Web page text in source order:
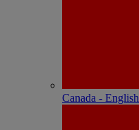
Canada - English